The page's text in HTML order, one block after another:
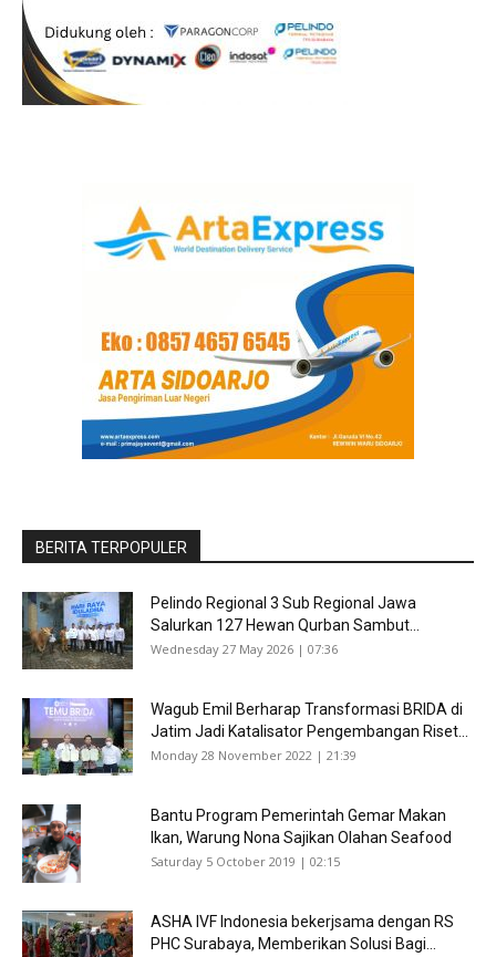
BERITA TERPOPULER
Pelindo Regional 3 Sub Regional Jawa
Salurkan 127 Hewan Qurban Sambut...
Wednesday 27 May 2026 | 07:36
Wagub Emil Berharap Transformasi BRIDA di
Jatim Jadi Katalisator Pengembangan Riset...
Monday 28 November 2022 | 21:39
Bantu Program Pemerintah Gemar Makan
Ikan, Warung Nona Sajikan Olahan Seafood
Saturday 5 October 2019 | 02:15
ASHA IVF Indonesia bekerjsama dengan RS
PHC Surabaya, Memberikan Solusi Bagi...